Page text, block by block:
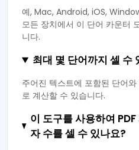
예, Mac, Android, iOS,
모든 장치에서 이 단어 카운터
니다.
최대 몇 단어까지 셀 수
주어진 텍스트에 포함된 단어
로 계산할 수 있습니다.
이 도구를 사용하여
자 수를 셀 수 있나요?